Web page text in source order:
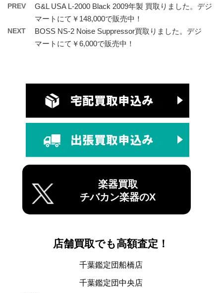
PREV
G&L USA L-2000 Black 2009年製 買取りました。デジ
マートにて￥148,000で販売中！
NEXT
BOSS NS-2 Noise Suppressor買取りました。デジ
マートにて￥6,000で販売中！
楽器買取
チバカン楽器のX
店舗買取でも高額査定！
千葉鑑定団船橋店
千葉鑑定団中央店